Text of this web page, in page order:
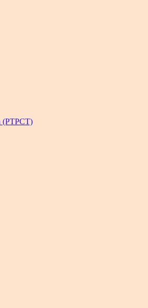
(PTPCT)